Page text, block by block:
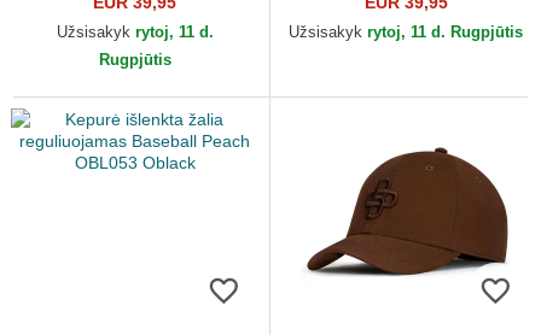
Užsisakyk rytoj, 11 d.
Rugpjūtis
Užsisakyk rytoj, 11 d. Rugpjūtis